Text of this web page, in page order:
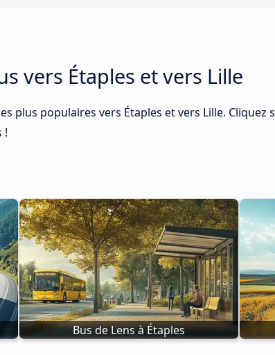
vers Étaples et vers Lille
plus populaires vers Étaples et vers Lille.
!
Bus de Lens à Étaples